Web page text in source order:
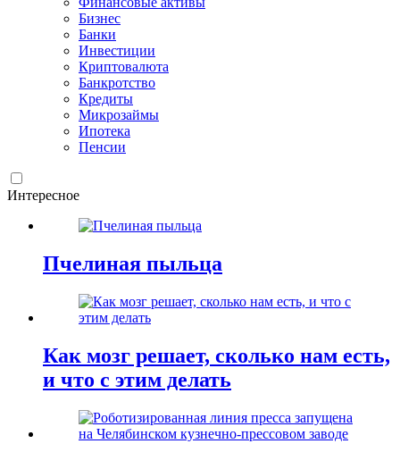
Бизнес
Банки
Инвестиции
Криптовалюта
Банкротство
Кредиты
Микрозаймы
Ипотека
Пенсии
Интересное
Пчелиная пыльца
Как мозг решает, сколько нам есть,
и что с этим делать